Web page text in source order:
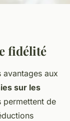
de
sur
fidélité
aux
sur les
permettent de